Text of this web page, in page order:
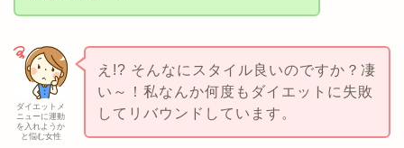
ダイエットメ
ニューに運動
を入れようか
と悩む女性
え!? そんなにスタイル良いのですか？凄
い～！私なんか何度もダイエットに失敗
してリバウンドしています。